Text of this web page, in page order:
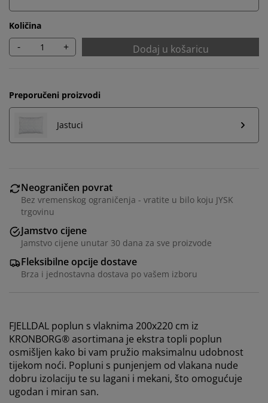
Količina
- + Dodaj u košaricu
Preporučeni proizvodi
Jastuci
Neograničen povrat
Bez vremenskog ograničenja - vratite u bilo koju JYSK
trgovinu
Jamstvo cijene
Jamstvo cijene unutar 30 dana za sve proizvode
Fleksibilne opcije dostave
Brza i jednostavna dostava po vašem izboru
FJELLDAL poplun s vlaknima 200x220 cm iz
KRONBORG® asortimana je ekstra topli poplun
osmišljen kako bi vam pružio maksimalnu udobnost
tijekom noći. Popluni s punjenjem od vlakana nude
dobru izolaciju te su lagani i mekani, što omogućuje
ugodan i miran san.